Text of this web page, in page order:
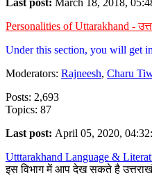
Last post: March 18, 2018,
Personalities of Uttarakhand -
Under this section, you will get
Moderators: Rajneesh, Charu
Posts: 2,693
Topics: 87
Last post: April 05, 2020,
Utttarakhand Language &
इस विभाग में आप देख सकते है